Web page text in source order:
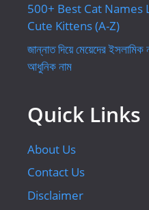
500+ Best Cat Names
Cute Kittens (A-Z)
জান্নাত দিয়ে মেয়েদের
আধুনিক নাম
Quick Links
About Us
Contact Us
Disclaimer